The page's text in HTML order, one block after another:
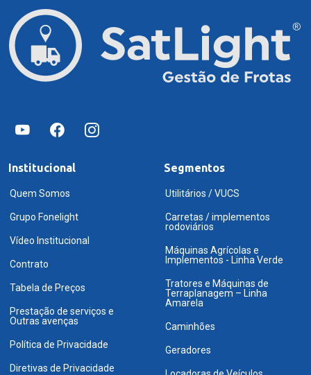
Institucional
Quem Somos
Grupo Fonelight
Vídeo Institucional
Contrato
Tabela de Preços
Prestação de serviços e
Outras avenças
Política de Privacidade
Diretivas de Privacidade
Segmentos
Utilitários / VUCS
Carretas / implementos
rodoviários
Máquinas Agrícolas e
Implementos - Linha Verde
Tratores e Máquinas de
Terraplanagem – Linha
Amarela
Caminhões
Geradores